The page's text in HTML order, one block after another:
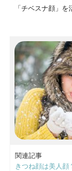
「チベスナ顔」
関連記事
きつね顔は美人顔